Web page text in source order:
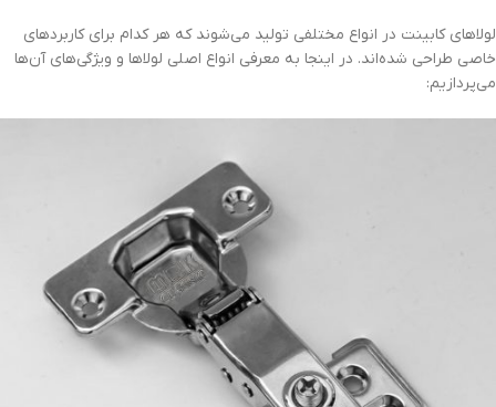
لولاهای کابینت در انواع مختلفی تولید می‌شوند که هر کدام برای کاربردهای
خاصی طراحی شده‌اند. در اینجا به معرفی انواع اصلی لولاها و ویژگی‌های آن‌ها
می‌پردازیم: